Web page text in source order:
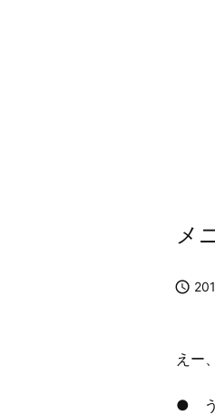
メ

えー
● う